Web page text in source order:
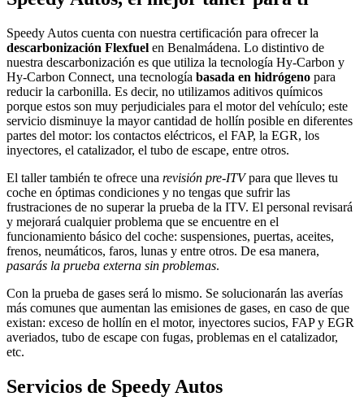
Speedy Autos cuenta con nuestra certificación para ofrecer la
descarbonización Flexfuel en Benalmádena. Lo distintivo de
nuestra descarbonización es que utiliza la tecnología Hy-Carbon y
Hy-Carbon Connect, una tecnología basada en hidrógeno para
reducir la carbonilla. Es decir, no utilizamos aditivos químicos
porque estos son muy perjudiciales para el motor del vehículo; este
servicio disminuye la mayor cantidad de hollín posible en diferentes
partes del motor: los contactos eléctricos, el FAP, la EGR, los
inyectores, el catalizador, el tubo de escape, entre otros.
El taller también te ofrece una revisión pre-ITVpara que lleves tu
coche en óptimas condiciones y no tengas que sufrir las
frustraciones de no superar la prueba de la ITV. El personal revisará
y mejorará cualquier problema que se encuentre en el
funcionamiento básico del coche: suspensiones, puertas, aceites,
frenos, neumáticos, faros, lunas y entre otros. De esa manera,
pasarás la prueba externa sin problemas.
Con la prueba de gases será lo mismo. Se solucionarán las averías
más comunes que aumentan las emisiones de gases, en caso de que
existan: exceso de hollín en el motor, inyectores sucios, FAP y EGR
averiados, tubo de escape con fugas, problemas en el catalizador,
etc.
Servicios de Speedy Autos